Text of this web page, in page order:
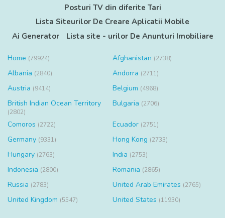
Posturi TV din diferite Tari
Lista Siteurilor De Creare Aplicatii Mobile
Ai Generator
Lista site - urilor De Anunturi Imobiliare
Home (79924) Afghanistan (2738)
Albania (2840) Andorra (2711)
Austria (9414) Belgium (4968)
British Indian Ocean Territory
(2802)
Bulgaria (2706)
Comoros (2722) Ecuador (2751)
Germany (9331) Hong Kong (2733)
Hungary (2763) India (2753)
Indonesia (2800) Romania (2865)
Russia (2783) United Arab Emirates (2765)
United Kingdom (5547) United States (11930)